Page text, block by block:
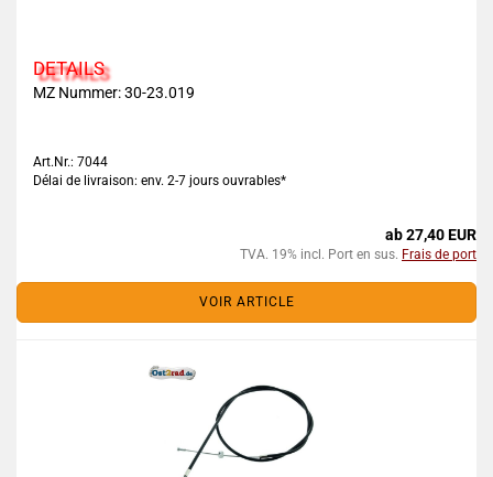
DETAILS
MZ Nummer: 30-23.019
Art.Nr.: 7044
Délai de livraison: env. 2-7 jours ouvrables*
ab 27,40 EUR
TVA. 19% incl. Port en sus. Frais de port
VOIR ARTICLE